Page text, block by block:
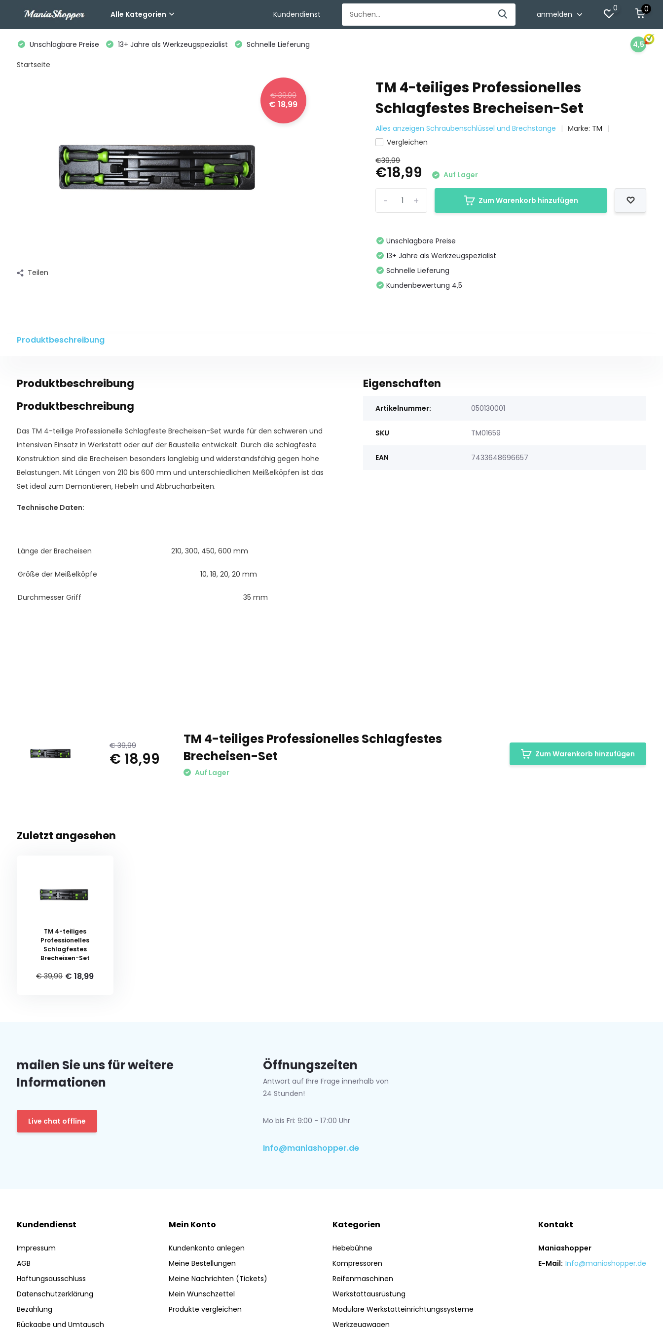
Alle Kategorien Kundendienst anmelden
0 0
Unschlagbare Preise 13+ Jahre als Werkzeugspezialist Schnelle Lieferung 4,5
Startseite
€ 39,99
€ 18,99
Teilen
TM 4-teiliges Professionelles
Schlagfestes Brecheisen-Set
Alles anzeigen Schraubenschlüssel und Brechstange Marke: TM
Vergleichen
€39,99
€18,99 Auf Lager
+
- Zum Warenkorb hinzufügen
Unschlagbare Preise
13+ Jahre als Werkzeugspezialist
Schnelle Lieferung
Kundenbewertung 4,5
Produktbeschreibung
Produktbeschreibung
Produktbeschreibung
Das TM 4-teilige Professionelle Schlagfeste Brecheisen-Set wurde für den schweren und
intensiven Einsatz in Werkstatt oder auf der Baustelle entwickelt. Durch die schlagfeste
Konstruktion sind die Brecheisen besonders langlebig und widerstandsfähig gegen hohe
Belastungen. Mit Längen von 210 bis 600 mm und unterschiedlichen Meißelköpfen ist das
Set ideal zum Demontieren, Hebeln und Abbrucharbeiten.
Technische Daten:
Länge der Brecheisen 210, 300, 450, 600 mm
Größe der Meißelköpfe 10, 18, 20, 20 mm
Durchmesser Griff 35 mm
Eigenschaften
Artikelnummer: 050130001
SKU TM01659
EAN 7433648696657
€ 39,99
€ 18,99
TM 4-teiliges Professionelles Schlagfestes
Brecheisen-Set
Auf Lager
Zum Warenkorb hinzufügen
Zuletzt angesehen
TM 4-teiliges
Professionelles
Schlagfestes
Brecheisen-Set
€ 39,99 € 18,99
mailen Sie uns für weitere
Informationen
Live chat offline
Öffnungszeiten
Antwort auf Ihre Frage innerhalb von
24 Stunden!
Mo bis Fri: 9:00 - 17:00 Uhr
Info@maniashopper.de
Kundendienst
Impressum
AGB
Haftungsausschluss
Datenschutzerklärung
Bezahlung
Rückgabe und Umtausch
Mein Konto
Kundenkonto anlegen
Meine Bestellungen
Meine Nachrichten (Tickets)
Mein Wunschzettel
Produkte vergleichen
Kategorien
Hebebühne
Kompressoren
Reifenmaschinen
Werkstattausrüstung
Modulare Werkstatteinrichtungssysteme
Werkzeugwagen
Kontakt
Maniashopper
E-Mail: Info@maniashopper.de